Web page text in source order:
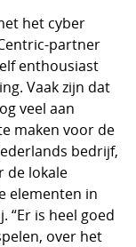
het cyber
partner
enthousiast
Vaak zijn dat
veel aan
maken voor de
bedrijf,
de lokale
elementen in
“Er is heel goed
over het